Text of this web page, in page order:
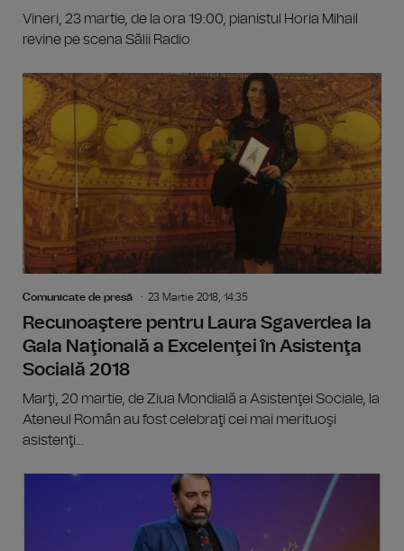
Vineri, 23 martie, de la ora 19:00, pianistul Horia Mihail
revine pe scena Sălii Radio
Comunicate de presă 23 Martie 2018, 14:35
Recunoaştere pentru Laura Sgaverdea la
Gala Naţională a Excelenţei în Asistenţa
Socială 2018
Marţi, 20 martie, de Ziua Mondială a Asistenţei Sociale, la
Ateneul Român au fost celebraţi cei mai merituoşi
asistenţi...